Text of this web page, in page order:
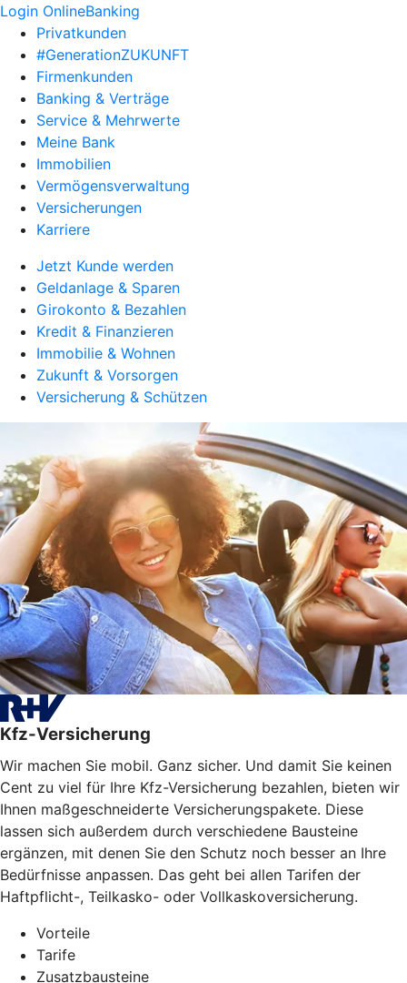
Login OnlineBanking
Privatkunden
#GenerationZUKUNFT
Firmenkunden
Banking & Verträge
Service & Mehrwerte
Meine Bank
Immobilien
Vermögensverwaltung
Versicherungen
Karriere
Jetzt Kunde werden
Geldanlage & Sparen
Girokonto & Bezahlen
Kredit & Finanzieren
Immobilie & Wohnen
Zukunft & Vorsorgen
Versicherung & Schützen
Kfz-Versicherung
Wir machen Sie mobil. Ganz sicher. Und damit Sie keinen
Cent zu viel für Ihre Kfz-Versicherung bezahlen, bieten wir
Ihnen maßgeschneiderte Versicherungspakete. Diese
lassen sich außerdem durch verschiedene Bausteine
ergänzen, mit denen Sie den Schutz noch besser an Ihre
Bedürfnisse anpassen. Das geht bei allen Tarifen der
Haftpflicht-, Teilkasko- oder Vollkaskoversicherung.
Vorteile
Tarife
Zusatzbausteine